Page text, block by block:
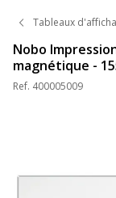
Tableaux
Nobo
magnétique -
Ref. 400005009